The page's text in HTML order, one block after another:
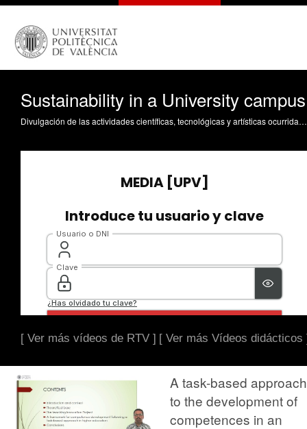
Sustainability in a University campus
Divulgación de las actividades científicas, tecnológicas y artísticas ocurridas en los tres campus de la UPV
[ Ver más vídeos de RTV ] [ Ver más Vídeos didácticos
A task-based approach
to the development of
competences in an